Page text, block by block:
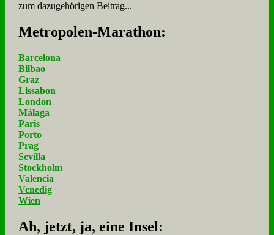
zum dazugehörigen Beitrag...
Me­tro­po­len-Ma­ra­thon:
Barcelona
Bilbao
Graz
Lissabon
London
Málaga
Paris
Porto
Prag
Sevilla
Stockholm
Valencia
Venedig
Wien
Ah, jetzt, ja, ei­ne In­sel: